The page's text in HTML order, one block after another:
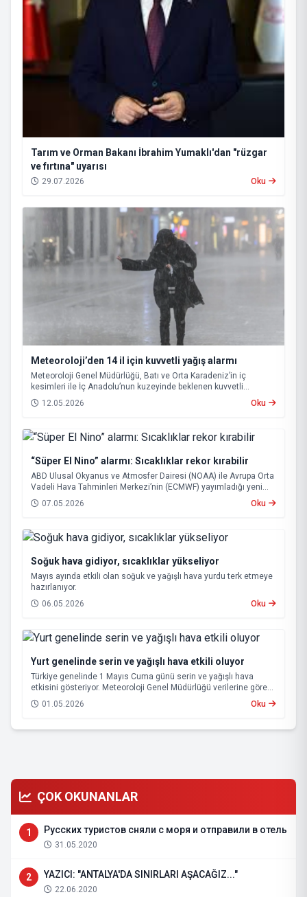
Tarım ve Orman Bakanı İbrahim Yumaklı'dan "rüzgar
ve fırtına" uyarısı
29.07.2026 Oku
Meteoroloji’den 14 il için kuvvetli yağış alarmı
Meteoroloji Genel Müdürlüğü, Batı ve Orta Karadeniz’in iç
kesimleri ile İç Anadolu’nun kuzeyinde beklenen kuvvetli
sağanak nedeniyle 14 il için “sarı” kodlu uyarı yayımladı.
12.05.2026 Oku
“Süper El Nino” alarmı: Sıcaklıklar rekor kırabilir
ABD Ulusal Okyanus ve Atmosfer Dairesi (NOAA) ile Avrupa Orta
Vadeli Hava Tahminleri Merkezi’nin (ECMWF) yayımladığı yeni
tahminler, önümüzdeki dönemde güçlü bir “Süper El Nino”
ihtimalinin arttığını ortaya koydu.
07.05.2026 Oku
Soğuk hava gidiyor, sıcaklıklar yükseliyor
Mayıs ayında etkili olan soğuk ve yağışlı hava yurdu terk etmeye
hazırlanıyor.
06.05.2026
Oku
Yurt genelinde serin ve yağışlı hava etkili oluyor
Türkiye genelinde 1 Mayıs Cuma günü serin ve yağışlı hava
etkisini gösteriyor. Meteoroloji Genel Müdürlüğü verilerine göre
sıcaklıklar kuzeybatıdan başlayarak birçok bölgede mevsim
normallerinin altına inecek.
01.05.2026 Oku
ÇOK OKUNANLAR
1 Русских туристов сняли с моря и отправили в отель
31.05.2020
2 YAZICI: "ANTALYA'DA SINIRLARI AŞACAĞIZ..."
22.06.2020